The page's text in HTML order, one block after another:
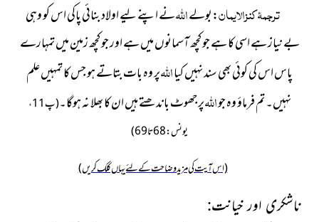
ترجمۂ کنزالایمان:بولےاللہنے اپنے لیے اولاد بنائیپاکی اس کو وہی
بے نیاز ہے اسی کا ہے جو کچھ آسمانوں میں ہے اور جو کچھ زمین میں تمہارے
پاس اس کی کوئی بھی سند نہیں کیااللہپر وہ بات بتاتے ہو جس کا تمہیں علم
نہیں۔ تم فرماؤ وہ جواللہپر جھوٹ باندھتے ہیں ان کا بھلا نہ ہوگا۔
(پ11،
یونس:68تا69)
(اس آیت کی مزید وضاحت کے لئے یہاں کلک کریں)
ناشکری اور خیانت: